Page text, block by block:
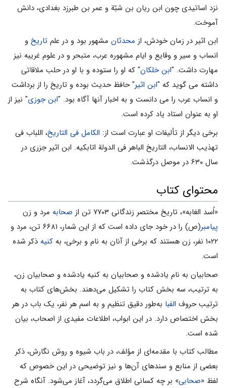
نزد اساتیدی چون ابن ریان بن شبّة و عمر بن طبرزد بغدادی، دانش
آموخت.
ابن اثیر در زمان خودش، از محدثان مشهور بود و در علم تاریخ و
انساب و سیر و وقایع و ایام مشهوره عرب، متبحر و در علوم غریبه نیز
مهارت داشت. "ابن خلکان" که او را ستوده و با او در حلب ملاقاتی
داشته می گوید که "ابن اثیر" حافظ حدیث بوده و تاریخ را از برداشت
و انساب عرب را می دانست و به اخبار آنها آگاه بود. "ابن جوزی" نیز از
او به عنوان استاد یاد کرده است.
برخی دیگر از تألیفات او عبارت است از: الکامل فی التاریخ، اللباب فی
تهذیب الانساب، التاریخ الباهر فی الدولة اتابکیه. ابن اثیر جزری در
سال ۶۳۰ در موصل درگذشت.
محتوای کتاب
«اُسد الغابه»، تاریخ مختصر زندگانى ۷۷۰۳ تن از صحابه مرد و زن
پیامبر
(ص) را در خود جاى داده است که از این شمار، ۶۶۸۱ تن، مرد و
۱۰۲۲ نفر، زن هستند که برخی از آنان به نام و برخی، به
کنیه ذکر شده
است.
صحابیان به نام یادشده و صحابیان به کنیه یادشده و صحابیان زن،
به ترتیب، سه بخش کتاب را تشکیل مى‌دهند. بخش‌هاى کتاب به
ترتیب حروف الفبا به‌طور دقیق تنظیم و به اسم هر نفر، یک باب در هر
بخش اختصاص دارد. در این ابواب، اطلاعات مفیدى از اصحاب، بیان
شده است.
مطالب کتاب با مقدمه‌اى از مؤلف، در باب شیوه و روش نگارش، ذکر
بعضى از منابع و سندهاى آن‌ها و نیز توضیحى در این خصوص که
لفظ «صحابى» بر چه کسانى اطلاق مى‌گردد، آغاز مى‌شود. آنگاه شرح